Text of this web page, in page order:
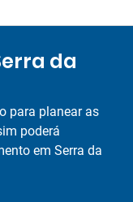
da
para planear as
poderá
em Serra da